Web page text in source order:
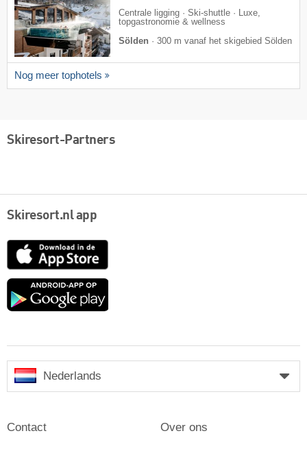
Centrale ligging · Ski-shuttle · Luxe,
topgastronomie & wellness
Sölden · 300 m vanaf het skigebied Sölden
Nog meer tophotels
Skiresort-Partners
Skiresort.nl app
App
Google
Nederlands
Contact Over ons